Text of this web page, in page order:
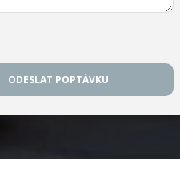
ODESLAT POPTÁVKU